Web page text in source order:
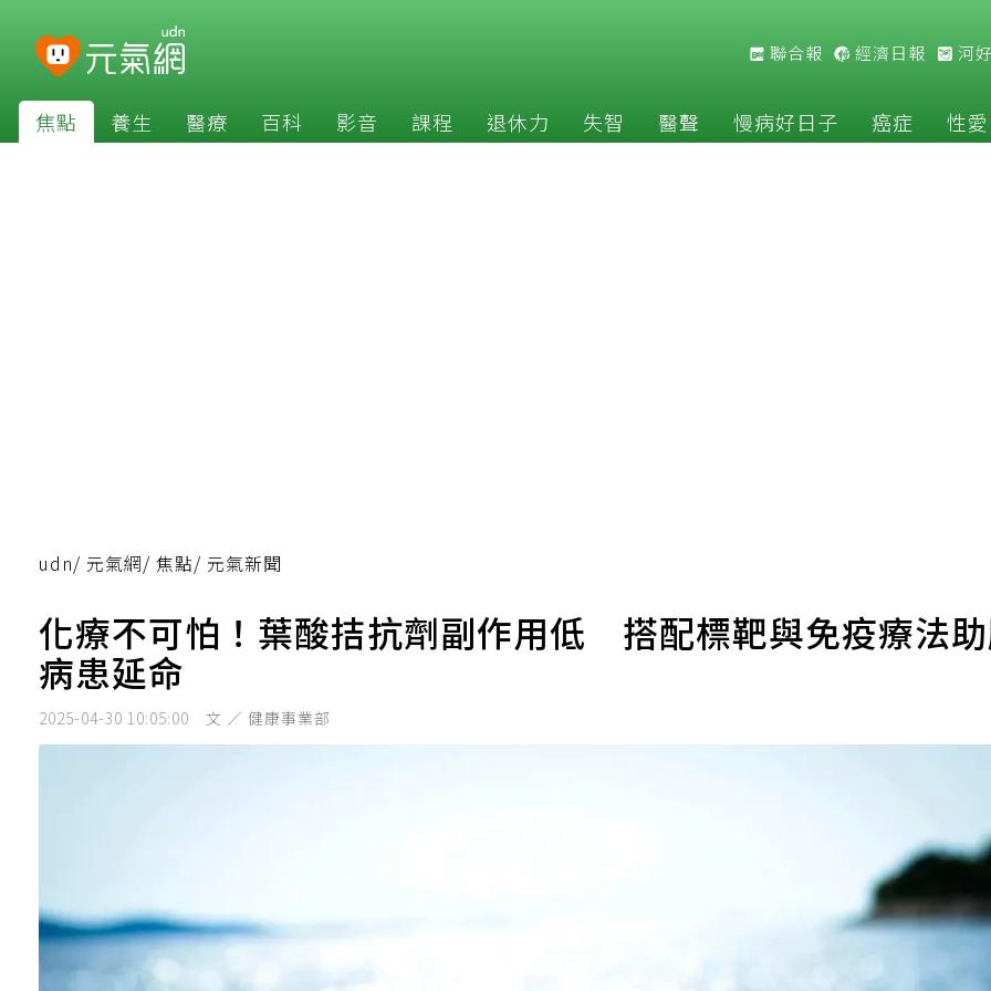
聯合報 經濟日報 河
焦點 養生 醫療 百科 影音 課程 退休力 失智 醫聲 慢病好日子 癌症 性愛
udn/ 元氣網/ 焦點/ 元氣新聞
化療不可怕！葉酸拮抗劑副作用低 搭配標靶與免疫療法
病患延命
2025-04-30 10:05:00 文 ／ 健康事業部